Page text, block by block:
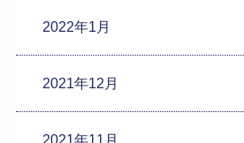
2022年1月
2021年12月